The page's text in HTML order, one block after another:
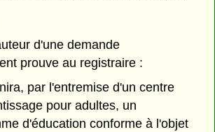
d'une demande
prouve au registraire :
par l'entremise d'un centre
pour adultes, un
d'éducation conforme à l'objet